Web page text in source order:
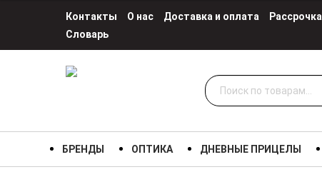
Контакты О нас Доставка и оплата Рассрочка
Словарь
Искать:
БРЕНДЫ ОПТИКА ДНЕВНЫЕ ПРИЦЕЛЫ